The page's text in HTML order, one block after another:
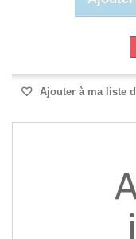
Ajouter à ma liste